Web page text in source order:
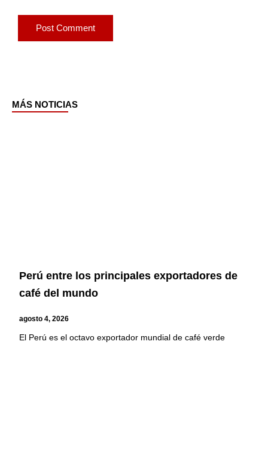
MÁS NOTICIAS
Perú entre los principales exportadores de
café del mundo
agosto 4, 2026
El Perú es el octavo exportador mundial de café verde